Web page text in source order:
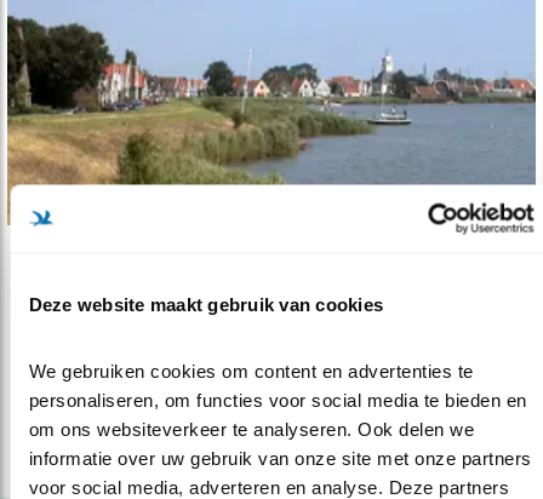
Deze website maakt gebruik van cookies
We gebruiken cookies om content en advertenties te
personaliseren, om functies voor social media te bieden en
om ons websiteverkeer te analyseren. Ook delen we
informatie over uw gebruik van onze site met onze partners
voor social media, adverteren en analyse. Deze partners
Het uithoudingsvermogen van Henk Smit
IJmeer.
lees meer